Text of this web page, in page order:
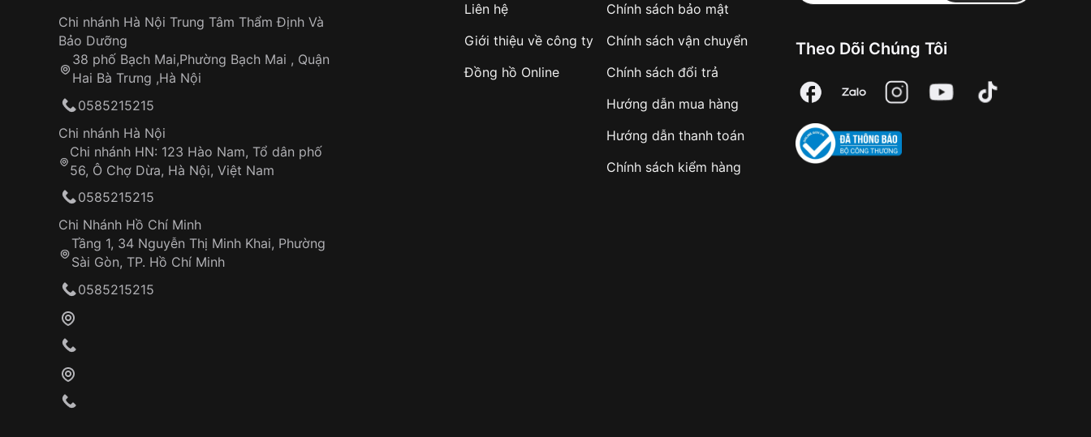
Chi nhánh Hà Nội Trung Tâm Thẩm Định Và
Bảo Dưỡng
38 phố Bạch Mai,Phường Bạch Mai , Quận
Hai Bà Trưng ,Hà Nội
0585215215
Chi nhánh Hà Nội
Chi nhánh HN: 123 Hào Nam, Tổ dân phố
56, Ô Chợ Dừa, Hà Nội, Việt Nam
0585215215
Chi Nhánh Hồ Chí Minh
Tầng 1, 34 Nguyễn Thị Minh Khai, Phường
Sài Gòn, TP. Hồ Chí Minh
0585215215
Liên hệ
Giới thiệu về công ty
Đồng hồ Online
Chính sách bảo mật
Chính sách vận chuyển
Chính sách đổi trả
Hướng dẫn mua hàng
Hướng dẫn thanh toán
Chính sách kiểm hàng
Theo Dõi Chúng Tôi